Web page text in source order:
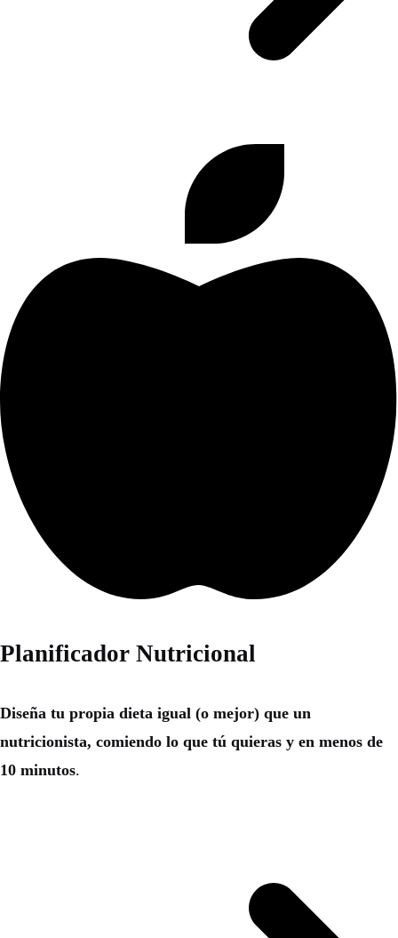
Planificador Nutricional
Diseña tu propia dieta igual (o mejor) que un
nutricionista, comiendo lo que tú quieras y en menos de
10 minutos.